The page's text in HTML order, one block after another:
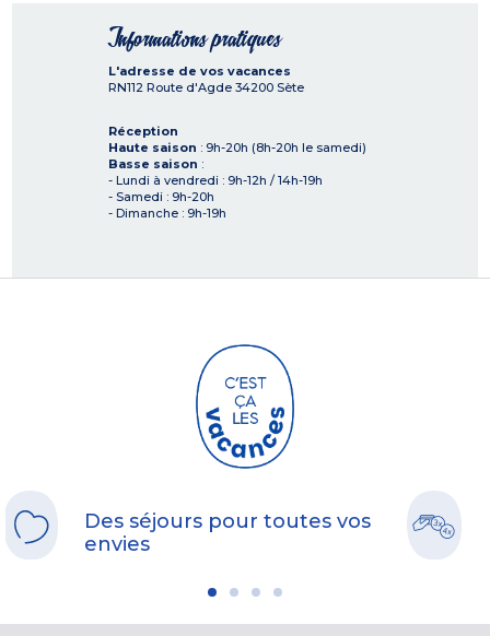
Informations pratiques
L'adresse de vos vacances
RN112 Route d'Agde 34200 Sète
Réception
Haute saison : 9h-20h (8h-20h le samedi)
Basse saison :
- Lundi à vendredi : 9h-12h / 14h-19h
- Samedi : 9h-20h
- Dimanche : 9h-19h
Des séjours pour toutes vos
envies